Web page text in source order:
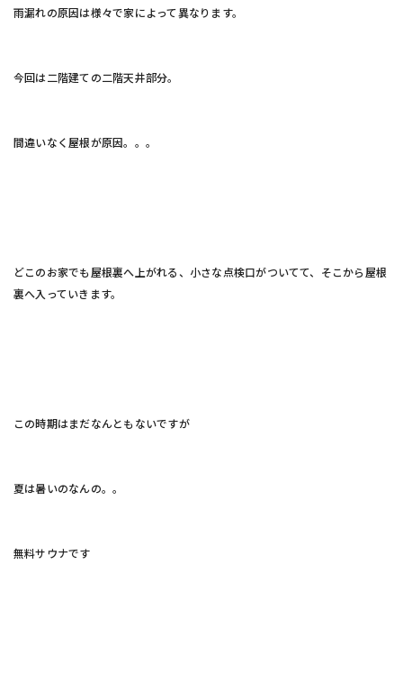
雨漏れの原因は様々で家によって異なります。
今回は二階建ての二階天井部分。
間違いなく屋根が原因。。。
どこのお家でも屋根裏へ上がれる、小さな点検口がついてて、そこから屋根
裏へ入っていきます。
この時期はまだなんともないですが
夏は暑いのなんの。。
無料サウナです